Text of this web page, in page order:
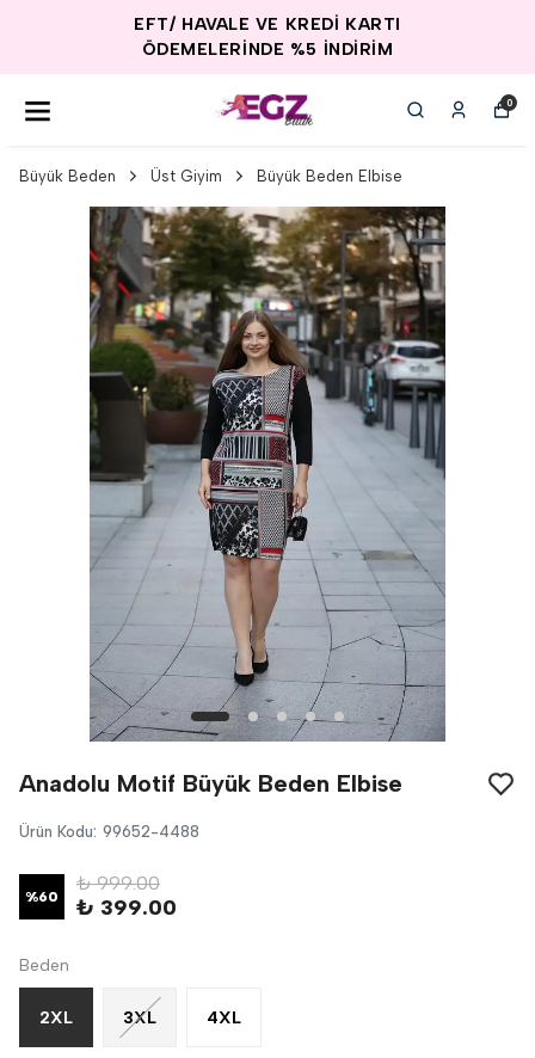
EFT/ HAVALE VE KREDİ KARTI
ÖDEMELERİNDE %5 İNDİRİM
0
Büyük Beden Üst Giyim Büyük Beden Elbise
Anadolu Motif Büyük Beden Elbise
Ürün Kodu: 99652-4488
%60
₺ 999.00
₺ 399.00
Beden
2XL 3XL 4XL